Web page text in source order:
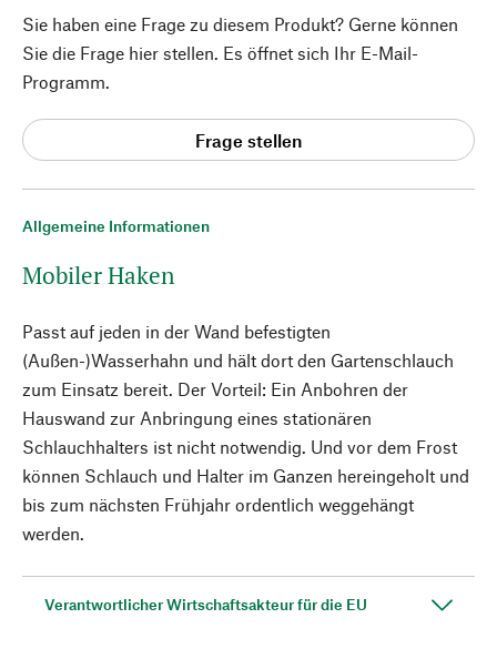
Allgemeine Informationen
Mobiler Haken
Passt auf jeden in der Wand befestigten
(Außen-)Wasserhahn und hält dort den Gartenschlauch
zum Einsatz bereit. Der Vorteil: Ein Anbohren der
Hauswand zur Anbringung eines stationären
Schlauchhalters ist nicht notwendig. Und vor dem Frost
können Schlauch und Halter im Ganzen hereingeholt und
bis zum nächsten Frühjahr ordentlich weggehängt
werden.
Verantwortlicher Wirtschaftsakteur für die EU
Sie haben eine Frage zu diesem Produkt? Gerne können
Sie die Frage hier stellen. Es öffnet sich Ihr E-Mail-
Programm.
Frage stellen